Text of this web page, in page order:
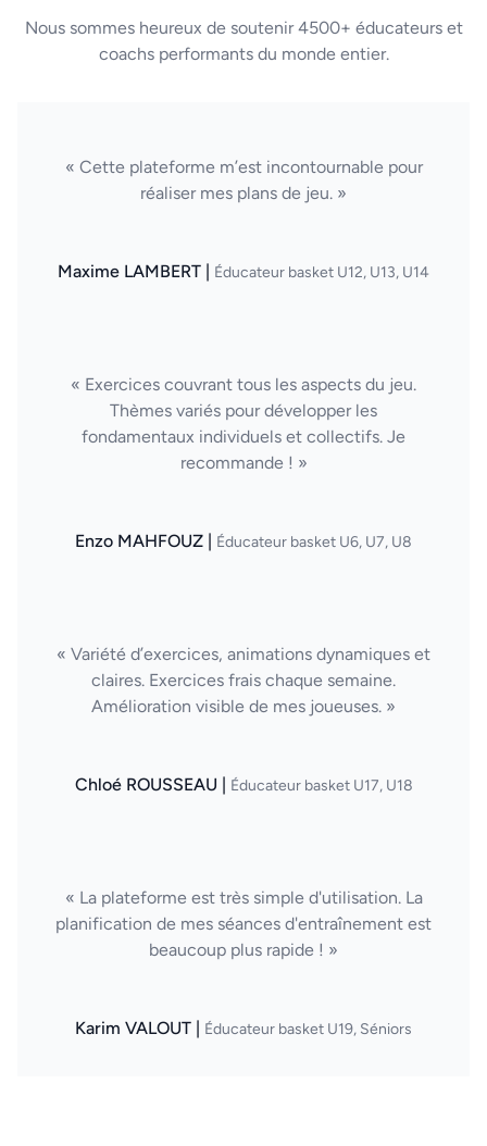
Nous sommes heureux de soutenir 4500+ éducateurs et
coachs performants du monde entier.
« Cette plateforme m’est incontournable pour
réaliser mes plans de jeu. »
Maxime LAMBERT | Éducateur basket U12, U13, U14
« Exercices couvrant tous les aspects du jeu.
Thèmes variés pour développer les
fondamentaux individuels et collectifs. Je
recommande ! »
Enzo MAHFOUZ | Éducateur basket U6, U7, U8
« Variété d’exercices, animations dynamiques et
claires. Exercices frais chaque semaine.
Amélioration visible de mes joueuses. »
Chloé ROUSSEAU | Éducateur basket U17, U18
« La plateforme est très simple d'utilisation. La
planification de mes séances d'entraînement est
beaucoup plus rapide ! »
Karim VALOUT | Éducateur basket U19, Séniors